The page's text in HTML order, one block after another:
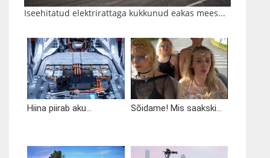
Iseehitatud elektrirattaga kukkunud eakas mees...
Hiina piirab aku... Sõidame! Mis saakski...